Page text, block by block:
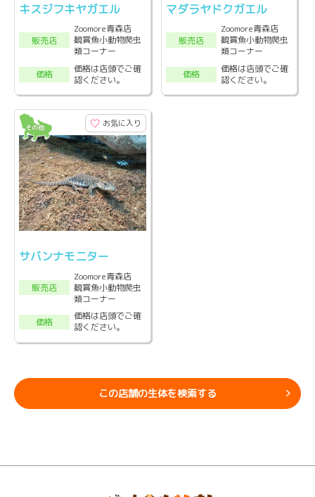
キスジフキヤガエル
販売店
Zoomore青森店
観賞魚小動物爬虫
類コーナー
価格
価格は店頭でご確
認ください。
マダラヤドクガエル
販売店
Zoomore青森店
観賞魚小動物爬虫
類コーナー
価格
価格は店頭でご確
認ください。
お気に入り
サバンナモニター
販売店
Zoomore青森店
観賞魚小動物爬虫
類コーナー
価格
価格は店頭でご確
認ください。
この店舗の生体を検索する